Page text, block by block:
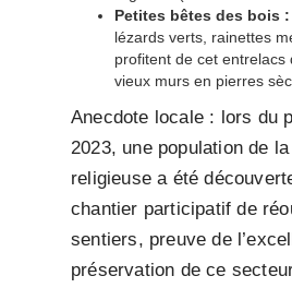
Petites bêtes des bois :
lézards verts, rainettes
profitent de cet entrelacs
vieux murs en pierres
Anecdote locale : lors du
2023, une population de
religieuse a été
chantier participatif de
sentiers, preuve de
préservation de ce